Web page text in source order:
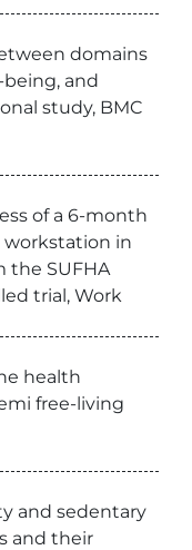
domains
and
study, BMC
of a 6-month
in
the SUFHA
trial, Work
health
free-living
and sedentary
and their